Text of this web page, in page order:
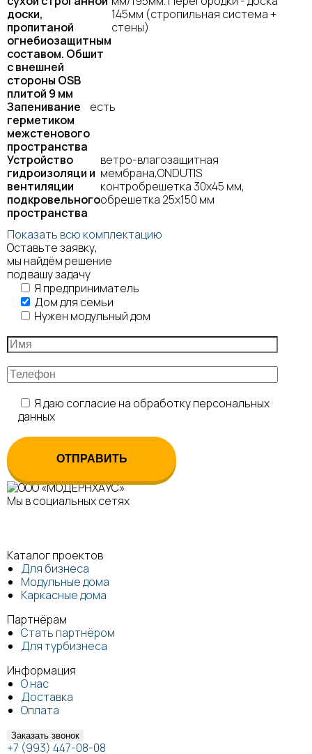
доски,
пропитаной
огнебиозащитным
составом. Обшит
с внешней
стороны OSB
плитой 9 мм
145мм (стропильная система +
стены)
Запенивание
герметиком
межстенового
пространства
есть
Устройство
гидроизоляци и
вентиляции
подкровельного
пространства
ветро-влагозащитная
мембрана,ONDUTIS
контробрешетка 30х45 мм,
обрешетка 25х150 мм
Показать всю комплектацию
Оставьте заявку,
мы найдём решение
под вашу задачу
Я предприниматель
Дом для семьи
Нужен модульный дом
Я даю согласие на обработку персональных
данных
Мы в социальных сетях
Каталог проектов
Для бизнеса
Модульные дома
Каркасные дома
Партнёрам
Стать партнёром
Для турбизнеса
Информация
О нас
Доставка
Оплата
Заказать звонок
+7 (993) 447-08-08